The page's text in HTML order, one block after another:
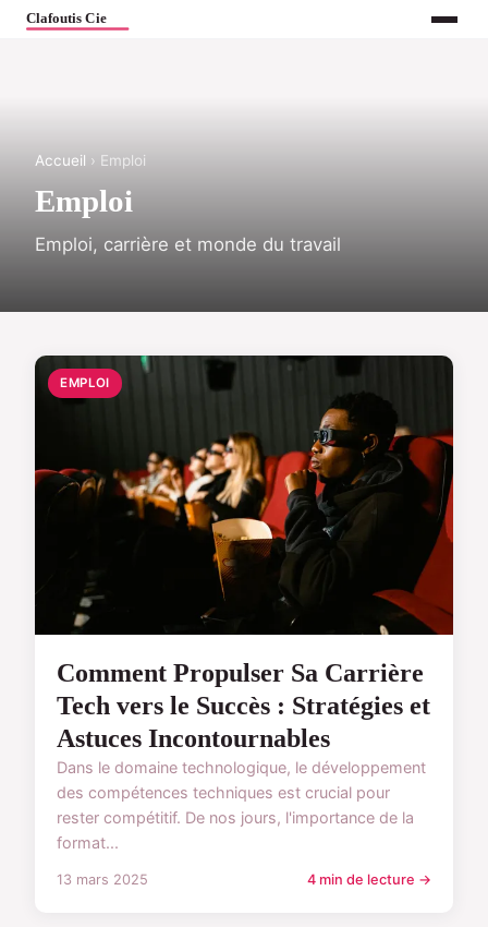
Accueil › Emploi
Emploi
Emploi, carrière et monde du travail
EMPLOI
Comment Propulser Sa Carrière
Tech vers le Succès : Stratégies et
Astuces Incontournables
Dans le domaine technologique, le développement
des compétences techniques est crucial pour
rester compétitif. De nos jours, l'importance de la
format...
13 mars 2025 4 min de lecture →